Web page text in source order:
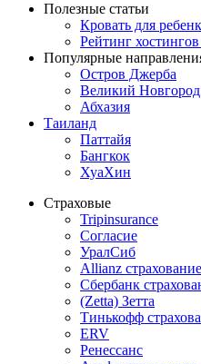
Полезные статьи
Кровать для
Рейтинг хостингов
Популярные
Остров Джерба
Великий Новгород
Абхазия
Таиланд
Паттайя
Бангкок
ХуаХин
Страховые
Tripinsurance
Согласие
УралСиб
Allianz страхование
Сбербанк
(Zetta) Зетта
Тинькофф
ERV
Ренессанс